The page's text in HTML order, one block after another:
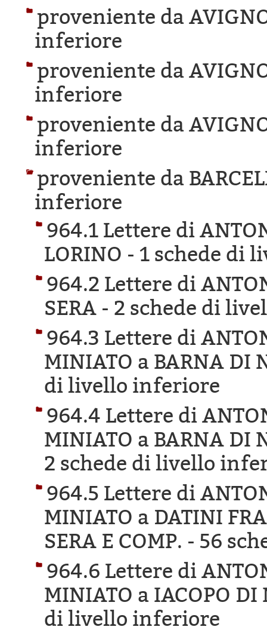
proveniente da
inferiore
proveniente da
inferiore
proveniente da
inferiore
proveniente da
inferiore
964.1 Lettere di
LORINO - 1 schede di
964.2 Lettere di
SERA - 2 schede di
964.3 Lettere di
MINIATO a BARNA DI
di livello inferiore
964.4 Lettere di
MINIATO a BARNA DI
2 schede di livello
964.5 Lettere di
MINIATO a DATINI
SERA E COMP. - 56
964.6 Lettere di
MINIATO a IACOPO DI
di livello inferiore